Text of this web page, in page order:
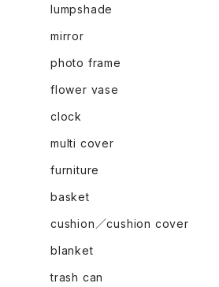
lumpshade
mirror
photo frame
flower vase
clock
multi cover
furniture
basket
cushion／cushion cover
blanket
trash can